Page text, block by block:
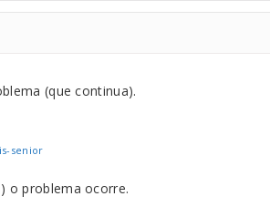
(que continua).
senior
o problema ocorre.